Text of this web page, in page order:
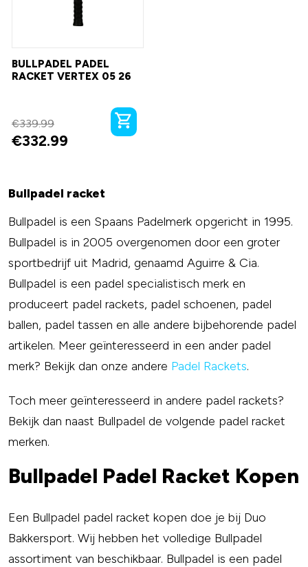
BULLPADEL PADEL
RACKET VERTEX 05 26
€339.99
€332.99
Bullpadel racket
Bullpadel is een Spaans Padelmerk opgericht in 1995.
Bullpadel is in 2005 overgenomen door een groter
sportbedrijf uit Madrid, genaamd Aguirre & Cia.
Bullpadel is een padel specialistisch merk en
produceert padel rackets, padel schoenen, padel
ballen, padel tassen en alle andere bijbehorende padel
artikelen. Meer geïnteresseerd in een ander padel
merk? Bekijk dan onze andere Padel Rackets.
Toch meer geïnteresseerd in andere padel rackets?
Bekijk dan naast Bullpadel de volgende padel racket
merken.
Bullpadel Padel Racket Kopen
Een Bullpadel padel racket kopen doe je bij Duo
Bakkersport. Wij hebben het volledige Bullpadel
assortiment van beschikbaar. Bullpadel is een padel